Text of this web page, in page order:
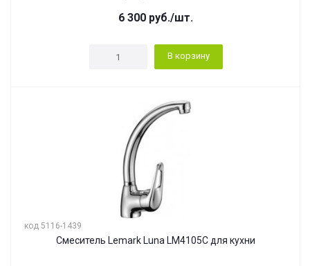
6 300 руб./шт.
В корзину
код 5116-1439
Смеситель Lemark Luna LM4105C для кухни